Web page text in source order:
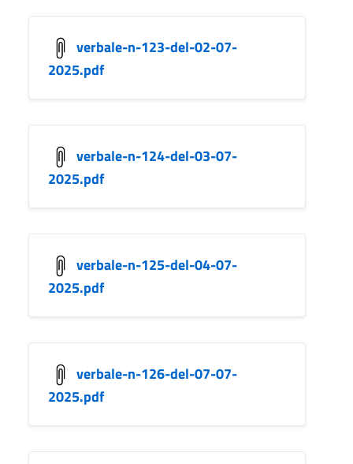
verbale-n-123-del-02-07-
2025.pdf
verbale-n-124-del-03-07-
2025.pdf
verbale-n-125-del-04-07-
2025.pdf
verbale-n-126-del-07-07-
2025.pdf